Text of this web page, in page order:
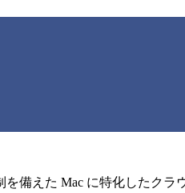
備えた Mac に特化したクラ